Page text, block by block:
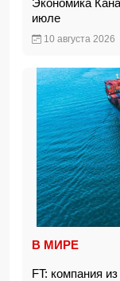
Экономика
июле
10 августа 2026
В МИРЕ
FT: компания